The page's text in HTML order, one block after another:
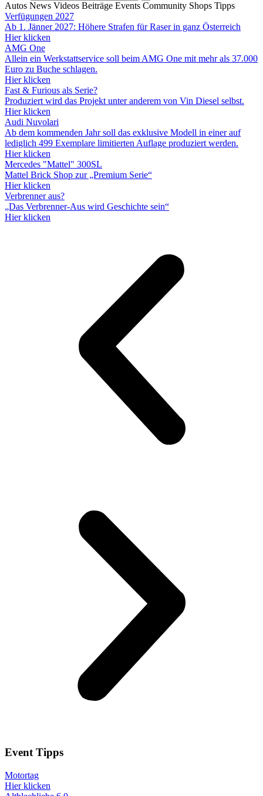
Autos News Videos Beiträge Events Community Shops Tipps
Verfügungen 2027
Ab 1. Jänner 2027: Höhere Strafen für Raser in ganz Österreich
Hier klicken
AMG One
Allein ein Werkstattservice soll beim AMG One mit mehr als 37.000
Euro zu Buche schlagen.
Hier klicken
Fast & Furious als Serie?
Produziert wird das Projekt unter anderem von Vin Diesel selbst.
Hier klicken
Audi Nuvolari
Ab dem kommenden Jahr soll das exklusive Modell in einer auf
lediglich 499 Exemplare limitierten Auflage produziert werden.
Hier klicken
Mercedes "Mattel" 300SL
Mattel Brick Shop zur „Premium Serie“
Hier klicken
Verbrenner aus?
„Das Verbrenner-Aus wird Geschichte sein“
Hier klicken
Event Tipps
Motortag
Hier klicken